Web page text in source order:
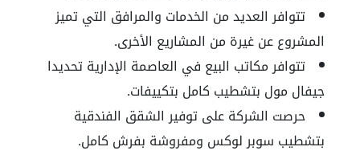
تتوافر العديد من الخدمات والمرافق التي تميز
المشروع عن غيرة من المشاريع الأخرى.
تتوافر مكاتب البيع في العاصمة الإدارية تحديدا
جيفال مول بتشطيب كامل بتكييفات.
حرصت الشركة على توفير الشقق الفندقية
بتشطيب سوبر لوكس ومفروشة بفرش كامل.